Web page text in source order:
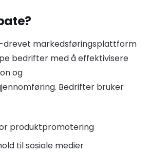
drevet markedsføringsplattform
bedrifter med å effektivisere
og
Bedrifter bruker
produktpromotering
til sosiale medier